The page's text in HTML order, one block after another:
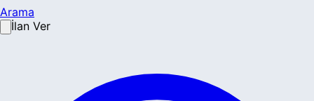
Arama
İlan Ver